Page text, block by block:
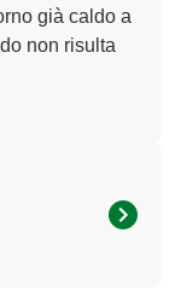
già caldo a
non risulta